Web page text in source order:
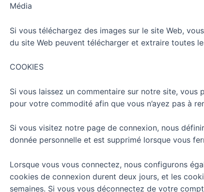
Média
Si vous téléchargez des images sur le site Web,
du site Web peuvent télécharger et extraire toutes
COOKIES
Si vous laissez un commentaire sur notre site,
pour votre commodité afin que vous n’ayez pas à
Si vous visitez notre page de connexion, nous
donnée personnelle et est supprimé lorsque vous
Lorsque vous vous connectez, nous configurons
cookies de connexion durent deux jours, et les
semaines. Si vous vous déconnectez de votre